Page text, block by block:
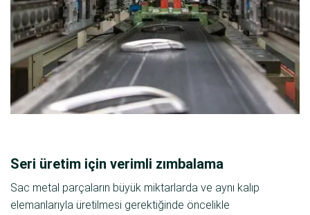
Seri üretim için verimli zımbalama
Sac metal parçaların büyük miktarlarda ve aynı kalıp
elemanlarıyla üretilmesi gerektiğinde öncelikle